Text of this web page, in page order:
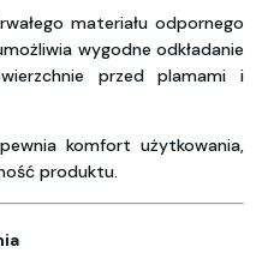
materiału odpornego
wygodne odkładanie
przed plamami i
komfort użytkowania,
produktu.